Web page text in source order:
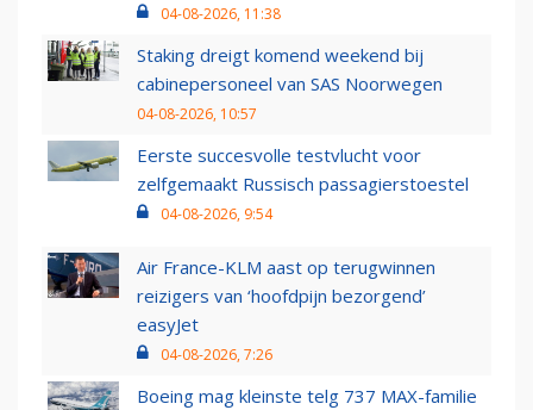
04-08-2026, 11:38
Staking dreigt komend weekend bij
cabinepersoneel van SAS Noorwegen
04-08-2026, 10:57
Eerste succesvolle testvlucht voor
zelfgemaakt Russisch passagierstoestel
04-08-2026, 9:54
Air France-KLM aast op terugwinnen
reizigers van ‘hoofdpijn bezorgend’
easyJet
04-08-2026, 7:26
Boeing mag kleinste telg 737 MAX-familie